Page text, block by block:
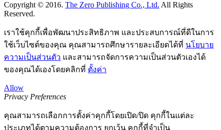
Copyright © 2016. The Zero Publishing Co., Ltd. All Rights
Reserved.
เราใช้คุกกี้เพื่อพัฒนาประสิทธิภาพ และประสบการณ์ที่ดีในการ
ใช้เว็บไซต์ของคุณ คุณสามารถศึกษารายละเอียดได้ที่ นโยบาย
ความเป็นส่วนตัว และสามารถจัดการความเป็นส่วนตัวเองได้
ของคุณได้เองโดยคลิกที่ ตั้งค่า
Allow
Privacy Preferences
คุณสามารถเลือกการตั้งค่าคุกกี้โดยเปิด/ปิด คุกกี้ในแต่ละ
ประเภทได้ตามความต้องการ ยกเว้น คุกกี้ที่จำเป็น